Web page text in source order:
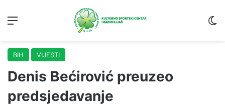
BIH VIJESTI
Denis Bećirović preuzeo
predsjedavanje